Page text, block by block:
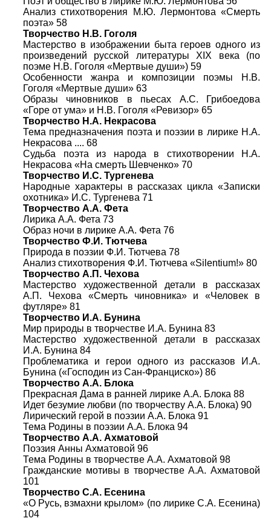
Анализ стихотворения М.Ю. Лермонтова «Смерть
поэта» 58
Творчество Н.В. Гоголя
Мастерство в изображении быта героев одного из
произведений русской литературы XIX века (по
поэме Н.В. Гоголя «Мертвые души») 59
Особенности жанра и композиции поэмы Н.В.
Гоголя «Мертвые души» 63
Образы чиновников в пьесах А.С. Грибоедова
«Горе от ума» и Н.В. Гоголя «Ревизор» 65
Творчество Н.А. Некрасова
Тема предназначения поэта и поэзии в лирике Н.А.
Некрасова .... 68
Судьба поэта из народа в стихотворении Н.А.
Некрасова «На смерть Шевченко» 70
Творчество И.С. Тургенева
Народные характеры в рассказах цикла «Записки
охотника» И.С. Тургенева 71
Творчество А.А. Фета
Лирика А.А. Фета 73
Образ ночи в лирике А.А. Фета 76
Творчество Ф.И. Тютчева
Природа в поэзии Ф.И. Тютчева 78
Анализ стихотворения Ф.И. Тютчева «Silentium!» 80
Творчество А.П. Чехова
Мастерство художественной детали в рассказах
А.П. Чехова «Смерть чиновника» и «Человек в
футляре» 81
Творчество И.А. Бунина
Мир природы в творчестве И.А. Бунина 83
Мастерство художественной детали в рассказах
И.А. Бунина 84
Проблематика и герои одного из рассказов И.А.
Бунина («Господин из Сан-Франциско») 86
Творчество А.А. Блока
Прекрасная Дама в ранней лирике А.А. Блока 88
Идет безумие любви (по творчеству А.А. Блока) 90
Лирический герой в поэзии А.А. Блока 91
Тема Родины в поэзии А.А. Блока 94
Творчество А.А. Ахматовой
Поэзия Анны Ахматовой 96
Тема Родины в творчестве А.А. Ахматовой 98
Гражданские мотивы в творчестве А.А. Ахматовой
101
Творчество С.А. Есенина
«О Русь, взмахни крылом» (по лирике С.А. Есенина)
104